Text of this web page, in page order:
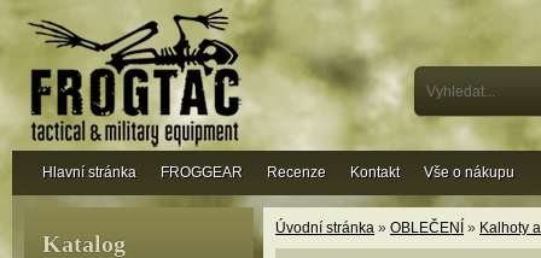
Úvodní stránka » OBLEČENÍ » Kalhoty
Katalog
Hlavní stránka FROGGEAR Recenze Kontakt Vše o nákupu